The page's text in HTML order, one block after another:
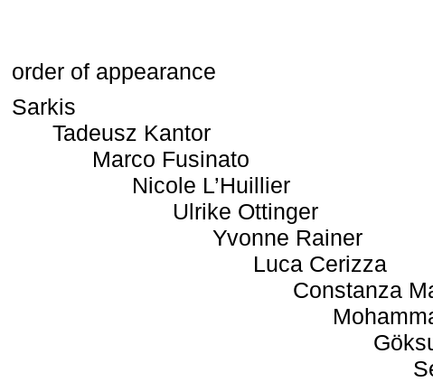
order of appearance
Sarkis
Tadeusz Kantor
Marco Fusinato
Nicole L’Huillier
Ulrike Ottinger
Yvonne Rainer
Luca Cerizza
Constanza